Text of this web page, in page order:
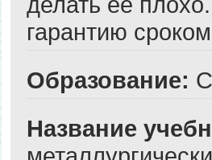
гарантию
Образование:
Название